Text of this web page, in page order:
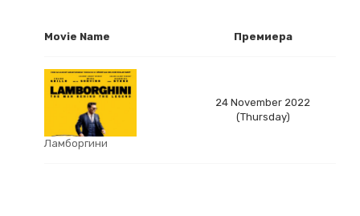
Movie Name Премиера
Ламборгини
24 November 2022
(Thursday)